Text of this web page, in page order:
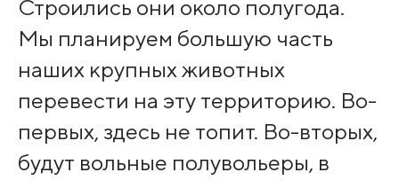
Строились они около полугода.
Мы планируем большую часть
наших крупных животных
перевести на эту территорию. Во-
первых, здесь не топит. Во-вторых,
будут вольные полувольеры, в